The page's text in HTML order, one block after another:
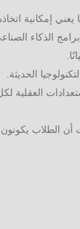
إمكانية
الذكاء
الحديثة.
العقلية
أن الطلاب يكونون